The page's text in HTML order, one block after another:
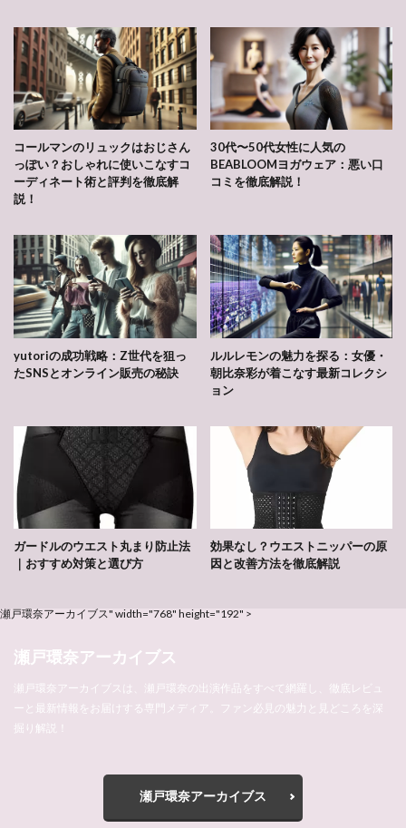
コールマンのリュックはおじさん
っぽい？おしゃれに使いこなすコ
ーディネート術と評判を徹底解
説！
30代〜50代女性に人気の
BEABLOOMヨガウェア：悪い口
コミを徹底解説！
yutoriの成功戦略：Z世代を狙っ
たSNSとオンライン販売の秘訣
ルルレモンの魅力を探る：女優・
朝比奈彩が着こなす最新コレクシ
ョン
ガードルのウエスト丸まり防止法
｜おすすめ対策と選び方
効果なし？ウエストニッパーの原
因と改善方法を徹底解説
瀬戸環奈アーカイブス" width="768" height="192" >
瀬戸環奈アーカイブス
瀬戸環奈アーカイブスは、瀬戸環奈の出演作品をすべて網羅し、徹底レビュ
ーと最新情報をお届けする専門メディア。ファン必見の魅力と見どころを深
掘り解説！
瀬戸環奈アーカイブス